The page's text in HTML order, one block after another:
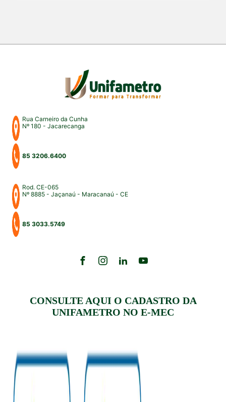
professores, profissionais do Direito e convidados
Rua Carneiro da Cunha
Nº 180 - Jacarecanga
85 3206.6400
Rod. CE-065
Nº 8885 - Jaçanaú - Maracanaú - CE
85 3033.5749
CONSULTE AQUI O CADASTRO DA
UNIFAMETRO NO E-MEC